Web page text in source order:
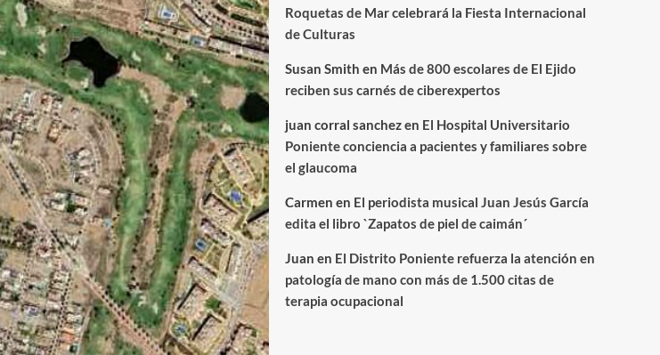
Roquetas de Mar celebrará la Fiesta Internacional
de Culturas
Susan Smith en Más de 800 escolares de El Ejido
reciben sus carnés de ciberexpertos
juan corral sanchezen El Hospital Universitario
Poniente conciencia a pacientes y familiares sobre
el glaucoma
Carmen en El periodista musical Juan Jesús García
edita el libro `Zapatos de piel de caimán´
Juan en El Distrito Poniente refuerza la atención en
patología de mano con más de 1.500 citas de
terapia ocupacional